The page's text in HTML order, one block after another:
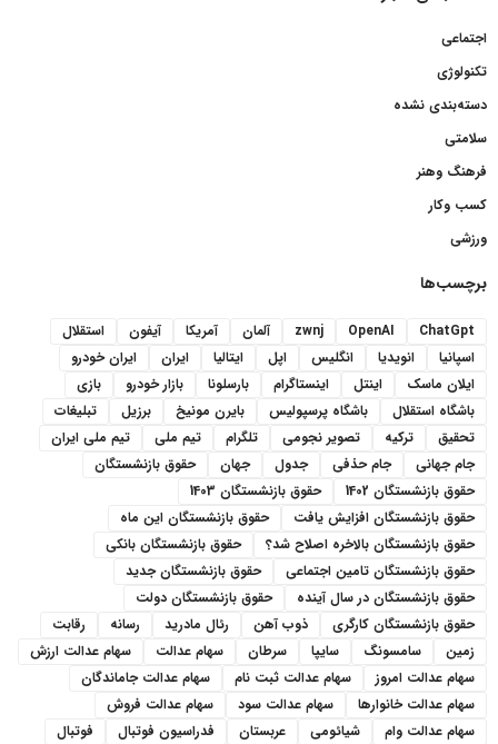
اجتماعی
تکنولوژی
دسته‌بندی نشده
سلامتی
فرهنگ وهنر
کسب وکار
ورزشی
برچسب‌ها
ChatGpt
OpenAI
zwnj آلمان آمریکا آیفون
استقلال
اسپانیا
انویدیا انگلیس اپل ایتالیا ایران
ایران خودرو
ایلان ماسک
اینتل اینستاگرام بارسلونا بازار خودرو
بازی
باشگاه استقلال
باشگاه پرسپولیس بایرن مونیخ برزیل
تبلیغات
تحقیق
ترکیه تصویر نجومی تلگرام تیم ملی
تیم ملی ایران
جام جهانی
جام حذفی جدول جهان
حقوق بازنشستگان
حقوق بازنشستگان 1402
حقوق بازنشستگان 1403
حقوق بازنشستگان افزایش یافت
حقوق بازنشستگان این ماه
حقوق بازنشستگان بالاخره اصلاح شد؟
حقوق بازنشستگان بانکی
حقوق بازنشستگان تامین اجتماعی
حقوق بازنشستگان جدید
حقوق بازنشستگان در سال آینده
حقوق بازنشستگان دولت
حقوق بازنشستگان کارگری
ذوب آهن رئال مادرید رسانه
رقابت
زمین
سامسونگ سایپا سرطان سهام عدالت
سهام عدالت ارزش
سهام عدالت امروز
سهام عدالت ثبت نام
سهام عدالت جاماندگان
سهام عدالت خانوارها
سهام عدالت سود
سهام عدالت فروش
سهام عدالت وام
شیائومی عربستان فدراسیون فوتبال
فوتبال